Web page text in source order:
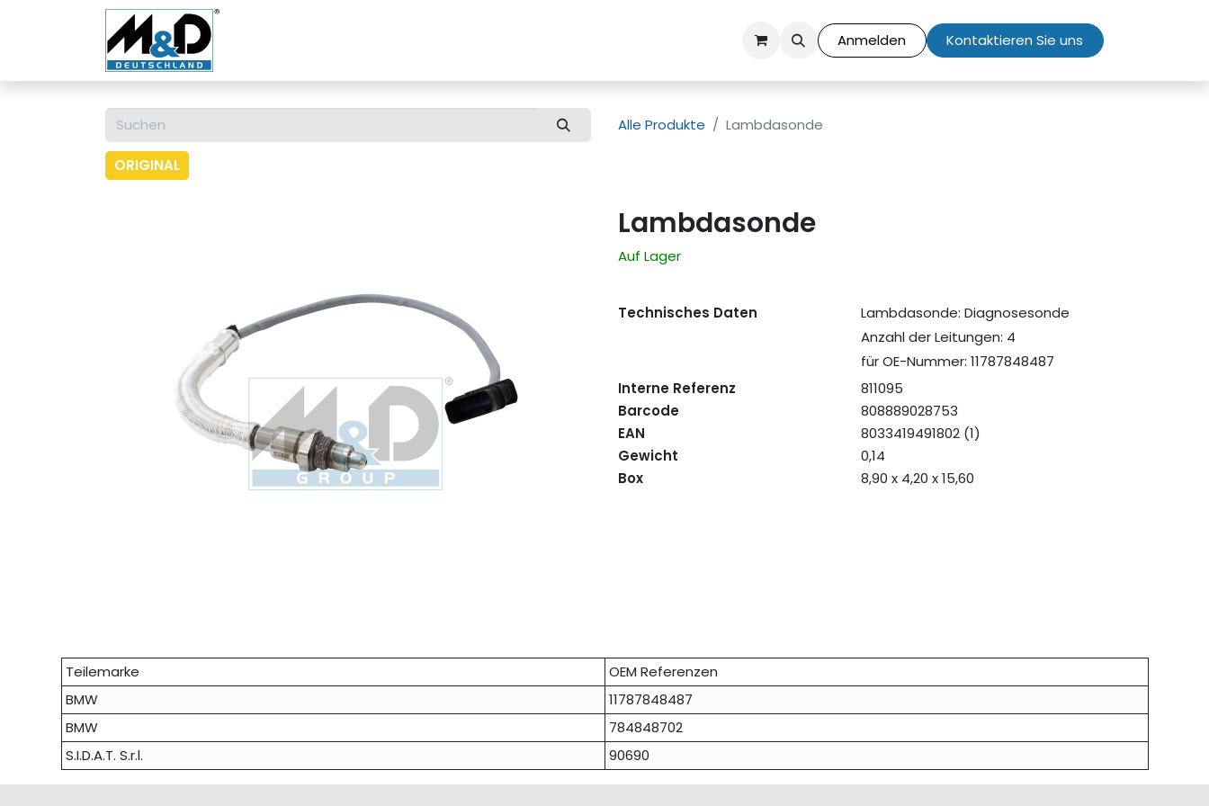
Anmelden Kontaktieren Sie uns
Alle Produkte Lambdasonde
ORIGINAL
Lambdasonde
Auf Lager
Technisches Daten
Lambdasonde: Diagnosesonde
Anzahl der Leitungen: 4
für OE-Nummer: 11787848487
Interne Referenz
811095
Barcode
808889028753
EAN
8033419491802 (1)
Gewicht
0,14
Box
8,90 x 4,20 x 15,60
Teilemarke
OEM Referenzen
BMW
11787848487
BMW
784848702
S.I.D.A.T. S.r.l.
90690